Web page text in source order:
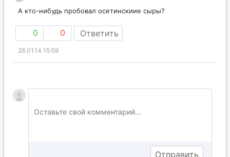
дина
0 0 Ответить
28.01.14 15:59